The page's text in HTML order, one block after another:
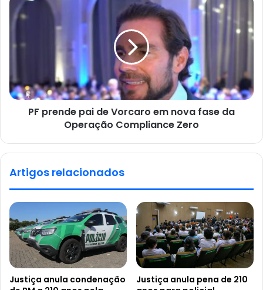
PF prende pai de Vorcaro em nova fase da
Operação Compliance Zero
Artigos relacionados
Justiça anula condenação
Justiça anula pena de 210